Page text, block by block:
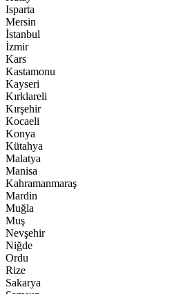
Isparta
Mersin
İstanbul
İzmir
Kars
Kastamonu
Kayseri
Kırklareli
Kırşehir
Kocaeli
Konya
Kütahya
Malatya
Manisa
Kahramanmaraş
Mardin
Muğla
Muş
Nevşehir
Niğde
Ordu
Rize
Sakarya